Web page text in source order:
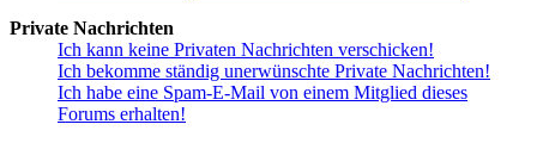
Private Nachrichten
Ich kann keine Privaten Nachrichten verschicken!
Ich bekomme ständig unerwünschte Private Nachrichten!
Ich habe eine Spam-E-Mail von einem Mitglied dieses
Forums erhalten!